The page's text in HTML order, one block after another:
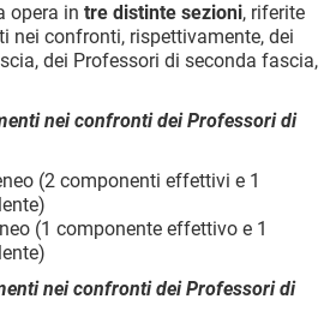
opera in tre distinte sezioni, riferite
nei confronti, rispettivamente, dei
dei Professori di seconda fascia,
nei confronti dei Professori di
(2 componenti effettivi e 1
(1 componente effettivo e 1
nei confronti dei Professori di